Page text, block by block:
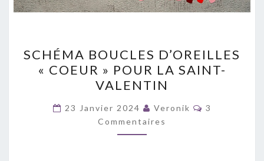
BOUCLES
D’OREILLES
« COEUR »
POUR
LA
SAINT-
SCHÉMA BOUCLES D’OREILLES
« COEUR » POUR LA SAINT-
VALENTIN
23 Janvier 2024 Veronik
3
Commentaires